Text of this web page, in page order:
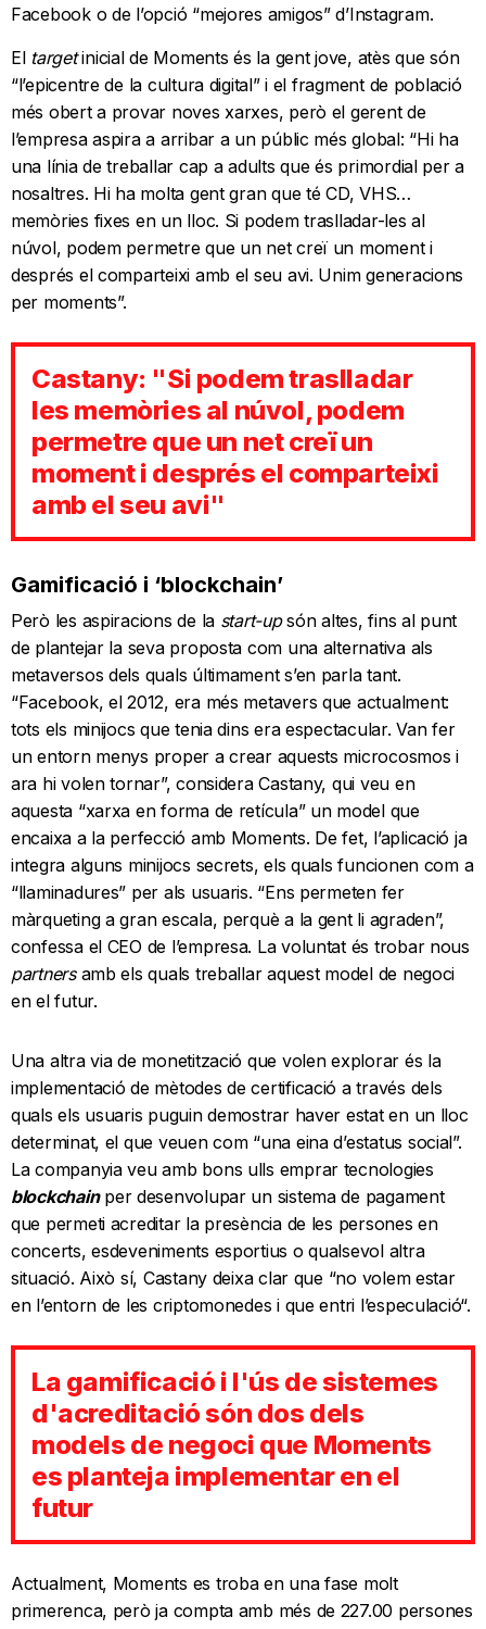
Facebook o de l’opció “mejores amigos” d’Instagram.
El targetinicial de Moments és la gent jove, atès que són
“l’epicentre de la cultura digital” i el fragment de població
més obert a provar noves xarxes, però el gerent de
l’empresa aspira a arribar a un públic més global: “Hi ha
una línia de treballar cap a adults que és primordial per a
nosaltres. Hi ha molta gent gran que té CD, VHS…
memòries fixes en un lloc. Si podem traslladar-les al
núvol, podem permetre que un net creï un moment i
després el comparteixi amb el seu avi. Unim generacions
per moments”.
Castany: "Si podem traslladar
les memòries al núvol, podem
permetre que un net creï un
moment i després el comparteixi
amb el seu avi"
Gamificació i ‘blockchain’
Però les aspiracions de la start-upsón altes, fins al punt
de plantejar la seva proposta com una alternativa als
metaversos dels quals últimament s’en parla tant.
“Facebook, el 2012, era més metavers que actualment:
tots els minijocs que tenia dins era espectacular. Van fer
un entorn menys proper a crear aquests microcosmos i
ara hi volen tornar”, considera Castany, qui veu en
aquesta “xarxa en forma de retícula” un model que
encaixa a la perfecció amb Moments. De fet, l’aplicació ja
integra alguns minijocs secrets, els quals funcionen com a
“llaminadures” per als usuaris. “Ens permeten fer
màrqueting a gran escala, perquè a la gent li agraden”,
confessa el CEO de l’empresa. La voluntat és trobar nous
partnersamb els quals treballar aquest model de negoci
en el futur.
Una altra via de monetització que volen explorar és la
implementació de mètodes de certificació a través dels
quals els usuaris puguin demostrar haver estat en un lloc
determinat, el que veuen com “una eina d’estatus social”.
La companyia veu amb bons ulls emprar tecnologies
blockchainper desenvolupar un sistema de pagament
que permeti acreditar la presència de les persones en
concerts, esdeveniments esportius o qualsevol altra
situació. Això sí, Castany deixa clar que “no volem estar
en l’entorn de les criptomonedes i que entri l’especulació“.
La gamificació i l'ús de sistemes
d'acreditació són dos dels
models de negoci que Moments
es planteja implementar en el
futur
Actualment, Moments es troba en una fase molt
primerenca, però ja compta amb més de 227.00 persones